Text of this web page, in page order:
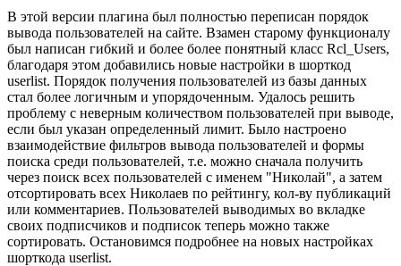
В этой версии плагина был полностью переписан порядок
вывода пользователей на сайте. Взамен старому функционалу
был написан гибкий и более более понятный класс Rcl_Users,
благодаря этом добавились новые настройки в шорткод
userlist. Порядок получения пользователей из базы данных
стал более логичным и упорядоченным. Удалось решить
проблему с неверным количеством пользователей при выводе,
если был указан определенный лимит. Было настроено
взаимодействие фильтров вывода пользователей и формы
поиска среди пользователей, т.е. можно сначала получить
через поиск всех пользователей с именем "Николай", а затем
отсортировать всех Николаев по рейтингу, кол-ву публикаций
или комментариев. Пользователей выводимых во вкладке
своих подписчиков и подписок теперь можно также
сортировать. Остановимся подробнее на новых настройках
шорткода userlist.